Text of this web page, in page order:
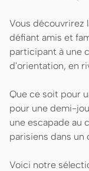
Vous découvrirez
défiant amis et
participant à une
d'orientation, en
Que ce soit pour
pour une demi-
une escapade au
parisiens dans un
Voici notre